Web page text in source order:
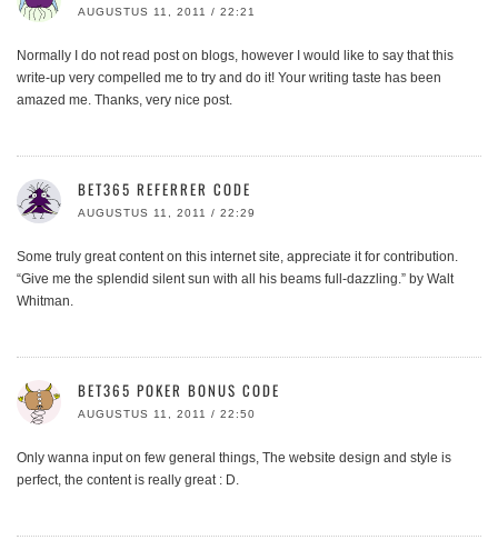
AUGUSTUS 11, 2011 / 22:21
Normally I do not read post on blogs, however I would like to say that this
write-up very compelled me to try and do it! Your writing taste has been
amazed me. Thanks, very nice post.
BET365 REFERRER CODE
AUGUSTUS 11, 2011 / 22:29
Some truly great content on this internet site, appreciate it for contribution.
“Give me the splendid silent sun with all his beams full-dazzling.” by Walt
Whitman.
BET365 POKER BONUS CODE
AUGUSTUS 11, 2011 / 22:50
Only wanna input on few general things, The website design and style is
perfect, the content is really great : D.